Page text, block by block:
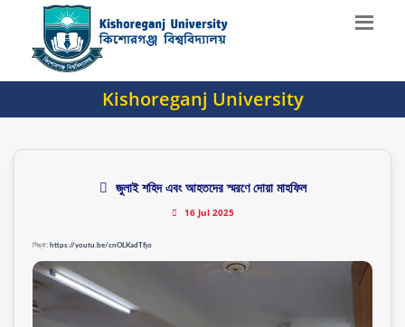
Kishoreganj University
জুলাই শহিদ এবং আহতদের স্মরণে দোয়া মাহফিল
16 Jul 2025
লিঙ্ক: https://youtu.be/cnOLKadTfjo